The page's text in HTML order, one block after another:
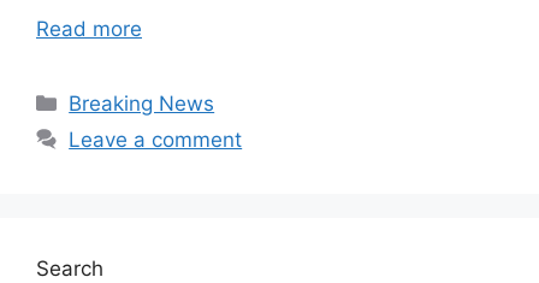
Read more
Categories
Breaking News
Leave a comment
Search